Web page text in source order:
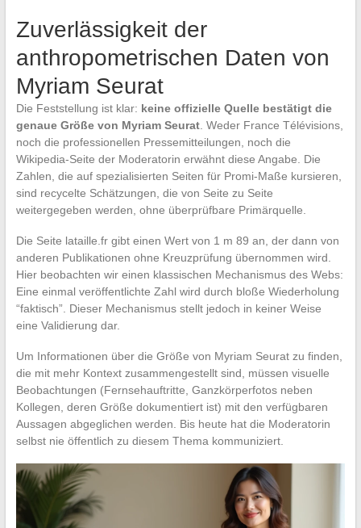
Zuverlässigkeit der
anthropometrischen Daten von
Myriam Seurat
Die Feststellung ist klar: keine offizielle Quelle bestätigt die
genaue Größe von Myriam Seurat. Weder France Télévisions,
noch die professionellen Pressemitteilungen, noch die
Wikipedia-Seite der Moderatorin erwähnt diese Angabe. Die
Zahlen, die auf spezialisierten Seiten für Promi-Maße kursieren,
sind recycelte Schätzungen, die von Seite zu Seite
weitergegeben werden, ohne überprüfbare Primärquelle.
Die Seite lataille.fr gibt einen Wert von 1 m 89 an, der dann von
anderen Publikationen ohne Kreuzprüfung übernommen wird.
Hier beobachten wir einen klassischen Mechanismus des Webs:
Eine einmal veröffentlichte Zahl wird durch bloße Wiederholung
“faktisch”. Dieser Mechanismus stellt jedoch in keiner Weise
eine Validierung dar.
Um Informationen über die Größe von Myriam Seurat zu finden,
die mit mehr Kontext zusammengestellt sind, müssen visuelle
Beobachtungen (Fernsehauftritte, Ganzkörperfotos neben
Kollegen, deren Größe dokumentiert ist) mit den verfügbaren
Aussagen abgeglichen werden. Bis heute hat die Moderatorin
selbst nie öffentlich zu diesem Thema kommuniziert.